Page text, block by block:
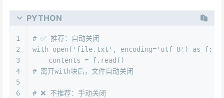
PYTHON
1
2
3
4
5
6
# ✅ 推荐：自动关闭
with
open ( 'file.txt' , encoding='utf-8' ) as f:
    contents = f.read()
# 离开with块后，文件自动关闭
# ❌ 不推荐：手动关闭